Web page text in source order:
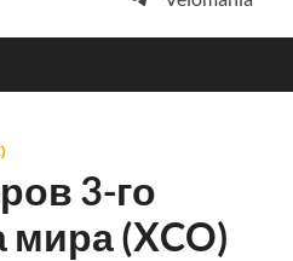
3-го
мира (XCO)